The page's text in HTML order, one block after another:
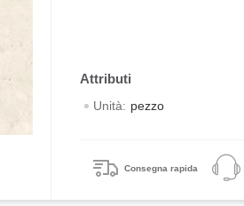
Unità: pezzo
Consegna rapida